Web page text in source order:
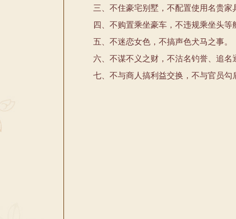
三、不住豪宅别墅，不配置使用名贵家
四、不购置乘坐豪车，不违规乘坐头等
五、不迷恋女色，不搞声色犬马之事。
六、不谋不义之财，不沽名钓誉、追名
七、不与商人搞利益交换，不与官员勾